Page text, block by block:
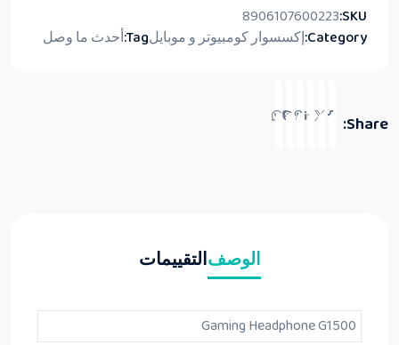
SKU:
8906107600223
Category:إكسسوار كومبيوتر و موبايلTag:أحدث ما وصل
Share:
الوصفالتقييمات
Gaming Headphone G1500